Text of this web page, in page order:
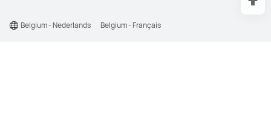
Belgium - Nederlands Belgium - Français